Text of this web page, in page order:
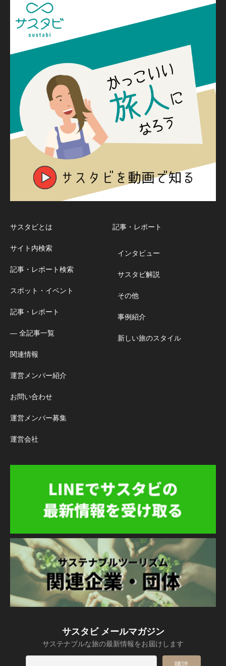
サスタビとは
サイト内検索
記事・レポート検索
スポット・イベント
記事・レポート
― 全記事一覧
関連情報
運営メンバー紹介
お問い合わせ
運営メンバー募集
運営会社
記事・レポート
インタビュー
サスタビ解説
その他
事例紹介
新しい旅のスタイル
サスタビ メールマガジン
サステナブルな旅の最新情報をお届けします